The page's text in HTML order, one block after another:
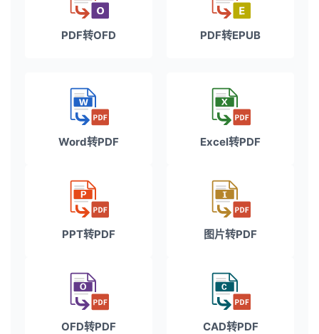
PDF转OFD PDF转EPUB
Word转PDF Excel转PDF
PPT转PDF 图片转PDF
OFD转PDF CAD转PDF